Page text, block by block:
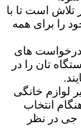
تلاش است تا با
را برای همه
های
تان را در
لوازم خانگی
انتخاب
جی در نظر